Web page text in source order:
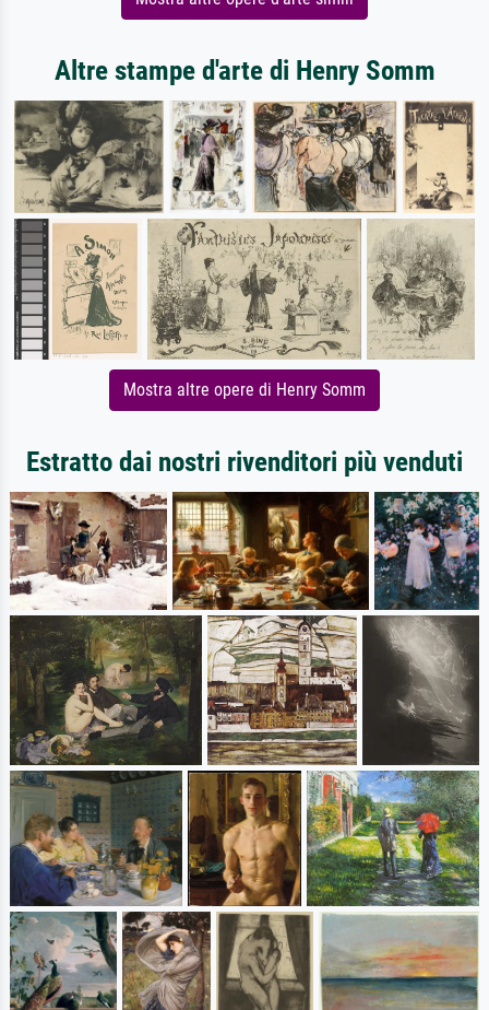
Altre stampe d'arte di Henry Somm
Mostra altre opere di Henry Somm
Estratto dai nostri rivenditori più venduti